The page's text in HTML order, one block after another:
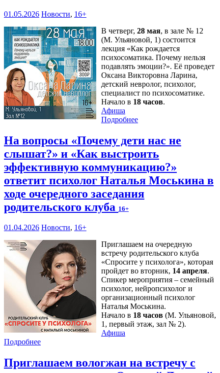
01.05.2026 Новости, 16+
В четверг, 28 мая, в зале № 12
(М. Ульяновой, 1) состоится
лекция «Как рождается
психосоматика. Почему нельзя
подавлять эмоции?». Её проведет
Оксана Викторовна Ларина,
детский невролог, психолог,
специалист по психосоматике.
Начало в 18 часов.
Афиша
Подробнее
На вопросы «Почему дети нас не
слышат?» и «Как выстроить
эффективную коммуникацию?»
ответит психолог Наталья Моськина в
ходе очередного заседания
родительского клуба 16+
01.04.2026 Новости, 16+
Приглашаем на очередную
встречу родительского клуба
«Спросите у психолога», которая
пройдет во вторник, 14 апреля.
Спикер мероприятия – семейный
психолог, нейропсихолог и
организационный психолог
Наталья Моськина.
Начало в 18 часов (М. Ульяновой,
1, первый этаж, зал № 2).
Афиша
Подробнее
Приглашаем вологжан на встречу с